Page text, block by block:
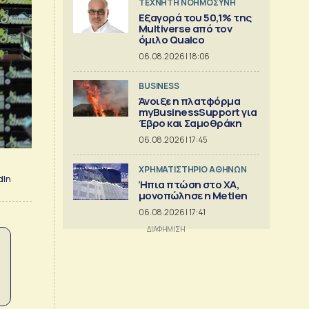
TΕΧΝΗΤΗ ΝΟΗΜΟΣΥΝΗ
Εξαγορά του 50,1% της
Multiverse από τον
όμιλο Qualco
06.08.2026 | 18:06
BUSINESS
Άνοιξε η πλατφόρμα
myBusinessSupport για
Έβρο και Σαμοθράκη
06.08.2026 | 17:45
XΡΗΜΑΤΙΣΤΗΡΙΟ ΑΘΗΝΩΝ
Ήπια πτώση στο ΧΑ,
μονοπώλησε η Metlen
06.08.2026 | 17:41